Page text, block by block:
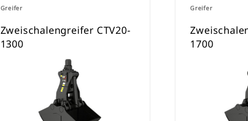
Greifer
Zweischalengreifer CTV20-
1300
Greifer
1700